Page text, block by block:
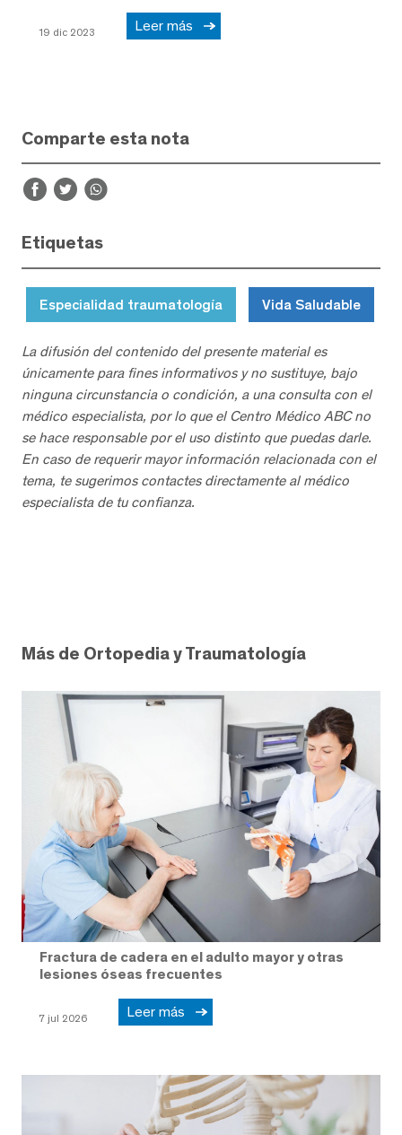
19 dic 2023 Leer más
Comparte esta nota
Etiquetas
Especialidad traumatología Vida Saludable
La difusión del contenido del presente material es
únicamente para fines informativos y no sustituye, bajo
ninguna circunstancia o condición, a una consulta con el
médico especialista, por lo que el Centro Médico ABC no
se hace responsable por el uso distinto que puedas darle.
En caso de requerir mayor información relacionada con el
tema, te sugerimos contactes directamente al médico
especialista de tu confianza.
Más de Ortopedia y Traumatología
Fractura de cadera en el adulto mayor y otras
lesiones óseas frecuentes
7 jul 2026 Leer más